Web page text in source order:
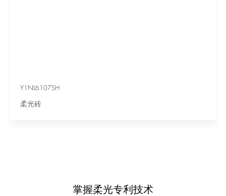
Y1NL6107SH
柔光砖
掌握柔光专利技术